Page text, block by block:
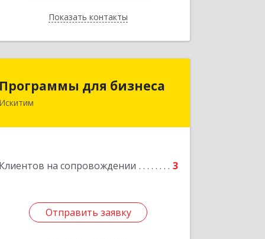
Показать контакты
Назад
Программы для бизнеса
Искитим
Клиентов на сопровождении 3
Отправить заявку
Программы для бизнеса
Отправить заявку